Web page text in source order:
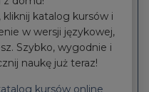
BHPnie jest
odpowiedzialna
i higieny pracy
swoją
katalog kursów i
w wersji językowej,
Szybko, wygodnie i
naukę już teraz!
kursów online